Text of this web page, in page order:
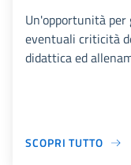
Un'opportunità
eventuali criticità
didattica ed
SCOPRI TUTTO